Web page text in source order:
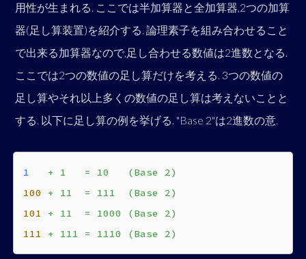
用性が生まれる. ここでは半加算器と全加算器,2つの加算
器(足し算装置)を紹介する. 論理素子を組み合わせること
で出来る加算器なので,足し合わせる数値は2進数となる.
ここでは2つの数値の足し算だけを考える. 3つの数値の
足し算やそれ以上多くの数値の足し算は考えないことと
する. 以下に足し算の例を挙げる. "Base 2"は2進数の意.
1
+ 1   = 10   (Base 2)
100
+ 11  = 111  (Base 2)
101
+ 11  = 1000 (Base 2)
111
+ 111 = 1110 (Base 2)